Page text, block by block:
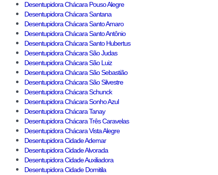
Desentupidora Chácara Pouso Alegre
Desentupidora Chácara Santana
Desentupidora Chácara Santo Amaro
Desentupidora Chácara Santo Antônio
Desentupidora Chácara Santo Hubertus
Desentupidora Chácara São Judas
Desentupidora Chácara São Luiz
Desentupidora Chácara São Sebastião
Desentupidora Chácara São Silvestre
Desentupidora Chácara Schunck
Desentupidora Chácara Sonho Azul
Desentupidora Chácara Tanay
Desentupidora Chácara Três Caravelas
Desentupidora Chácara Vista Alegre
Desentupidora Cidade Ademar
Desentupidora Cidade Alvorada
Desentupidora Cidade Auxiliadora
Desentupidora Cidade Domitila